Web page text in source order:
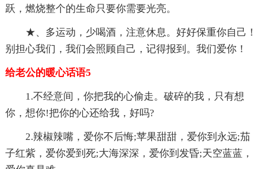
跃，燃烧整个的生命只要你需要光亮。
★、多运动，少喝酒，注意休息。好好保重你自己！
别担心我们，我们会照顾自己，记得报到。我们爱你！
给老公的暖心话语5
1.不经意间，你把我的心偷走。破碎的我，只有想
你，想你!把你的心还给我，好吗?
2.辣椒辣嘴，爱你不后悔;苹果甜甜，爱你到永远;茄
子红紫，爱你爱到死;大海深深，爱你到发昏;天空蓝蓝，